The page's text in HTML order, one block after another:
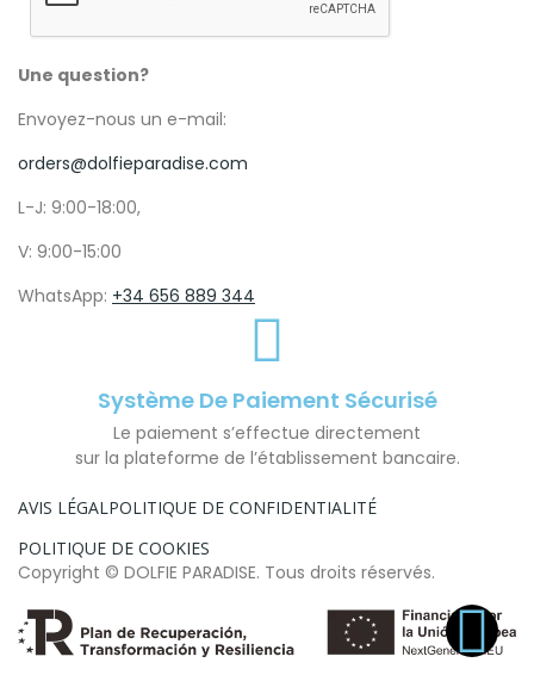
Une question?
Envoyez-nous un e-mail:
orders@dolfieparadise.com
L-J: 9:00-18:00,
V: 9:00-15:00
WhatsApp: +34 656 889 344
Système De Paiement Sécurisé
Le paiement s’effectue directement
sur la plateforme de l’établissement bancaire.
AVIS LÉGALPOLITIQUE DE CONFIDENTIALITÉ
POLITIQUE DE COOKIES
Copyright © DOLFIE PARADISE. Tous droits réservés.